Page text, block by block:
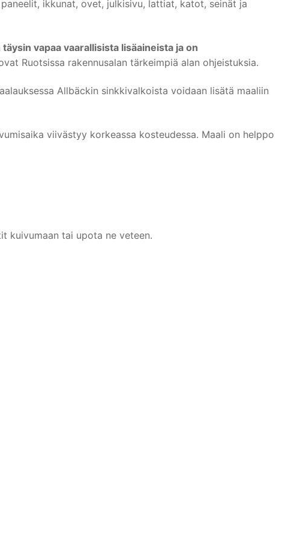
ikkunat, ovet, julkisivu, lattiat, katot, seinät ja
vapaa vaarallisista lisäaineista ja on
Ruotsissa rakennusalan tärkeimpiä alan ohjeistuksia.
Allbäckin sinkkivalkoista voidaan lisätä maaliin
viivästyy korkeassa kosteudessa. Maali on helppo
kuivumaan tai upota ne veteen.